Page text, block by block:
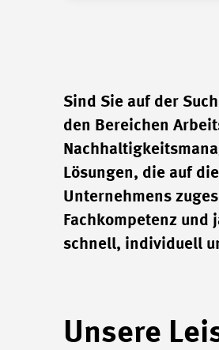
Sind Sie auf der
den Bereichen
Lösungen, die auf
Unternehmens
Fachkompetenz
schnell, individuell
Unsere